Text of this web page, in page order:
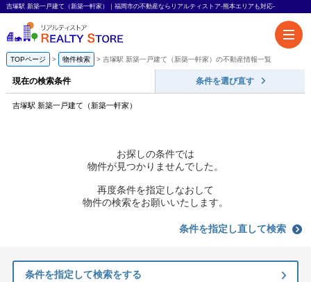
吉塚駅 新築一戸建て（新築一軒家）｜福岡市の不動産ならリアルティストア-熊本エリアも対応-
TOPページ 物件検索 吉塚駅 新築一戸建て（新築一軒家）の不動産情報一覧
現在の検索条件 条件を選び直す
吉塚駅 新築一戸建て（新築一軒家）
お探しの条件では
物件が見つかりませんでした。
再度条件を指定しなおして
物件の検索をお願いいたします。
条件を指定し直して検索
条件を指定して検索をする